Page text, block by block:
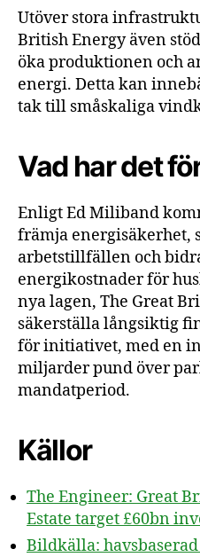
Utöver stora
British Energy även
öka produktionen och
energi. Detta kan
tak till småskaliga
Vad har det
Enligt Ed Miliband
främja energisäkerhet,
arbetstillfällen och
energikostnader för
nya lagen, The Great
säkerställa långsiktig
för initiativet, med en
miljarder pund över
mandatperiod.
Källor
The Engineer: Great
Estate target £60bn
Bildkälla: